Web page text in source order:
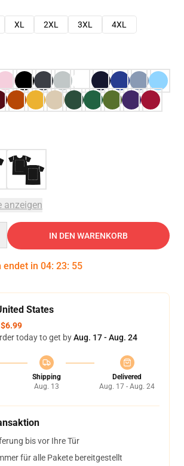
XL 2XL 3XL
4XL
anzeigen
IN DEN WARENKORB
endet in 04: 23: 54
States
$6.99
today to get byAug. 17 - Aug. 24
Shipping
Aug. 13
Delivered
Aug. 17 - Aug. 24
bis vor Ihre Tür
für alle Pakete bereitgestellt